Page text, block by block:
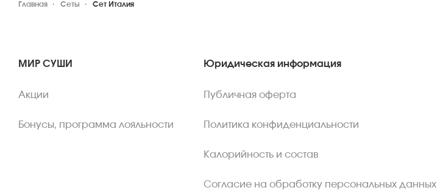
Главная Сеты Сет Италия
МИР СУШИ
Акции
Бонусы, программа лояльности
Юридическая информация
Публичная оферта
Политика конфиденциальности
Калорийность и состав
Согласие на обработку персональных данных